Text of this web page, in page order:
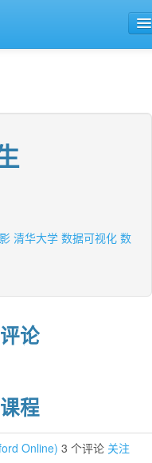
清华大学 数据可视化 数
论
程
Online) 3 个评论 关注